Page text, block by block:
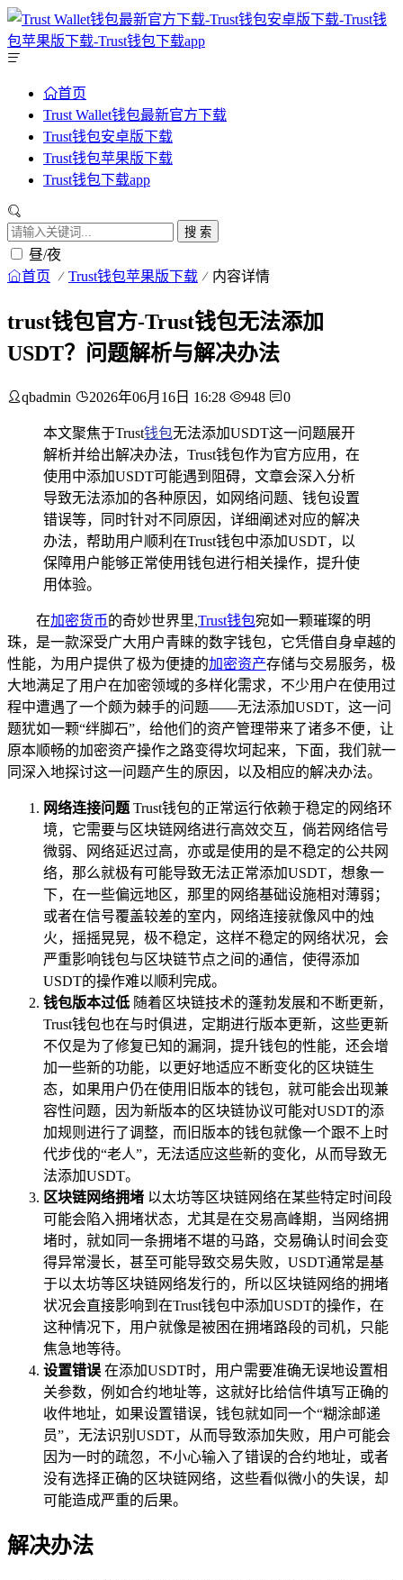
首页
Trust Wallet钱包最新官方下载
Trust钱包安卓版下载
Trust钱包苹果版下载
Trust钱包下载app
搜 索
昼/夜
首页 Trust钱包苹果版下载 内容详情
trust钱包官方-Trust钱包无法添加
USDT？问题解析与解决办法
qbadmin 2026年06月16日 16:28 948 0
本文聚焦于Trust钱包无法添加USDT这一问题展开
解析并给出解决办法，Trust钱包作为官方应用，在
使用中添加USDT可能遇到阻碍，文章会深入分析
导致无法添加的各种原因，如网络问题、钱包设置
错误等，同时针对不同原因，详细阐述对应的解决
办法，帮助用户顺利在Trust钱包中添加USDT，以
保障用户能够正常使用钱包进行相关操作，提升使
用体验。
在加密货币的奇妙世界里,Trust钱包宛如一颗璀璨的明
珠，是一款深受广大用户青睐的数字钱包，它凭借自身卓越的
性能，为用户提供了极为便捷的加密资产存储与交易服务，极
大地满足了用户在加密领域的多样化需求，不少用户在使用过
程中遭遇了一个颇为棘手的问题——无法添加USDT，这一问
题犹如一颗“绊脚石”，给他们的资产管理带来了诸多不便，让
原本顺畅的加密资产操作之路变得坎坷起来，下面，我们就一
同深入地探讨这一问题产生的原因，以及相应的解决办法。
网络连接问题 Trust钱包的正常运行依赖于稳定的网络环
境，它需要与区块链网络进行高效交互，倘若网络信号
微弱、网络延迟过高，亦或是使用的是不稳定的公共网
络，那么就极有可能导致无法正常添加USDT，想象一
下，在一些偏远地区，那里的网络基础设施相对薄弱；
或者在信号覆盖较差的室内，网络连接就像风中的烛
火，摇摇晃晃，极不稳定，这样不稳定的网络状况，会
严重影响钱包与区块链节点之间的通信，使得添加
USDT的操作难以顺利完成。
钱包版本过低 随着区块链技术的蓬勃发展和不断更新，
Trust钱包也在与时俱进，定期进行版本更新，这些更新
不仅是为了修复已知的漏洞，提升钱包的性能，还会增
加一些新的功能，以更好地适应不断变化的区块链生
态，如果用户仍在使用旧版本的钱包，就可能会出现兼
容性问题，因为新版本的区块链协议可能对USDT的添
加规则进行了调整，而旧版本的钱包就像一个跟不上时
代步伐的“老人”，无法适应这些新的变化，从而导致无
法添加USDT。
区块链网络拥堵 以太坊等区块链网络在某些特定时间段
可能会陷入拥堵状态，尤其是在交易高峰期，当网络拥
堵时，就如同一条拥堵不堪的马路，交易确认时间会变
得异常漫长，甚至可能导致交易失败，USDT通常是基
于以太坊等区块链网络发行的，所以区块链网络的拥堵
状况会直接影响到在Trust钱包中添加USDT的操作，在
这种情况下，用户就像是被困在拥堵路段的司机，只能
焦急地等待。
设置错误 在添加USDT时，用户需要准确无误地设置相
关参数，例如合约地址等，这就好比给信件填写正确的
收件地址，如果设置错误，钱包就如同一个“糊涂邮递
员”，无法识别USDT，从而导致添加失败，用户可能会
因为一时的疏忽，不小心输入了错误的合约地址，或者
没有选择正确的区块链网络，这些看似微小的失误，却
可能造成严重的后果。
解决办法